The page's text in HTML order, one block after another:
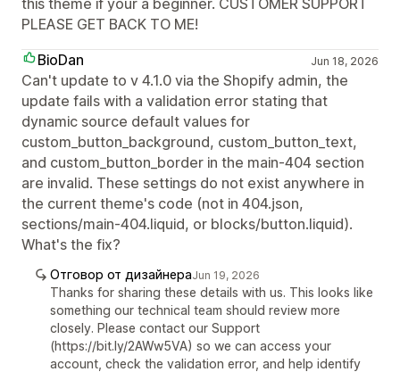
PLEASE GET BACK TO ME!
BioDan
Jun 18, 2026
Can't update to v 4.1.0 via the Shopify admin, the
update fails with a validation error stating that
dynamic source default values for
custom_button_background, custom_button_text,
and custom_button_border in the main-404 section
are invalid. These settings do not exist anywhere in
the current theme's code (not in 404.json,
sections/main-404.liquid, or blocks/button.liquid).
What's the fix?
Отговор от дизайнераJun 19, 2026
Thanks for sharing these details with us. This looks like
something our technical team should review more
closely. Please contact our Support
(https://bit.ly/2AWw5VA) so we can access your
account, check the validation error, and help identify